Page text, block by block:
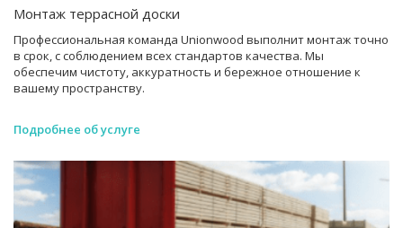
Монтаж террасной доски
Профессиональная команда Unionwood выполнит монтаж точно
в срок, с соблюдением всех стандартов качества. Мы
обеспечим чистоту, аккуратность и бережное отношение к
вашему пространству.
Подробнее об услуге